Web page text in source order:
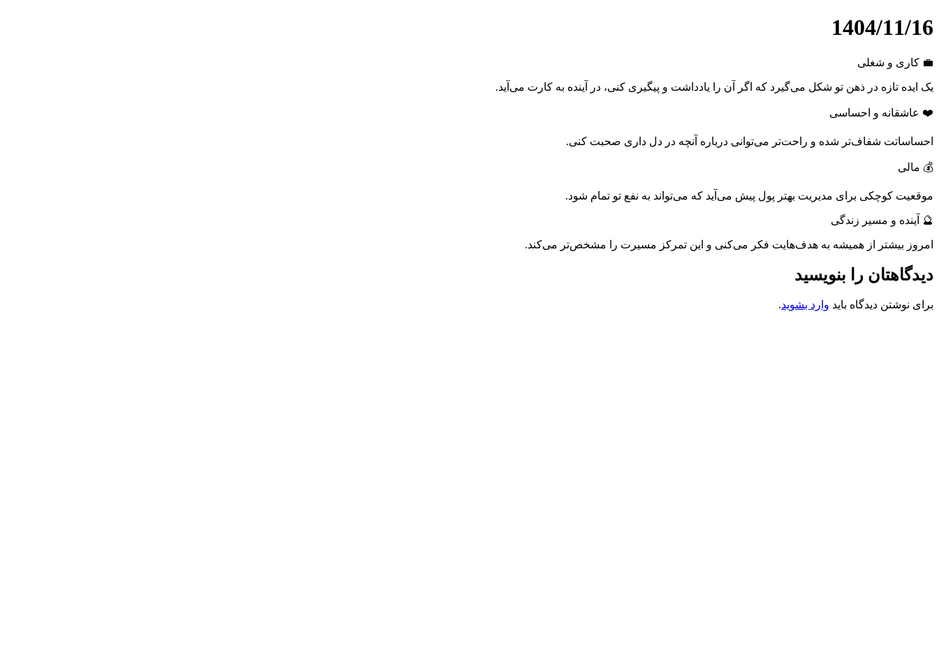
1404/11/16
💼 کاری و شغلی
یک ایده تازه در ذهن تو شکل می‌گیرد که اگر آن را یادداشت و پیگیری کنی، در آینده به کارت می‌آید.
❤️ عاشقانه و احساسی
احساساتت شفاف‌تر شده و راحت‌تر می‌توانی درباره آنچه در دل داری صحبت کنی.
💰 مالی
موقعیت کوچکی برای مدیریت بهتر پول پیش می‌آید که می‌تواند به نفع تو تمام شود.
🔮 آینده و مسیر زندگی
امروز بیشتر از همیشه به هدف‌هایت فکر می‌کنی و این تمرکز مسیرت را مشخص‌تر می‌کند.
دیدگاهتان را بنویسید
برای نوشتن دیدگاه باید وارد بشوید.